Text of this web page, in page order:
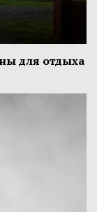
для отдыха